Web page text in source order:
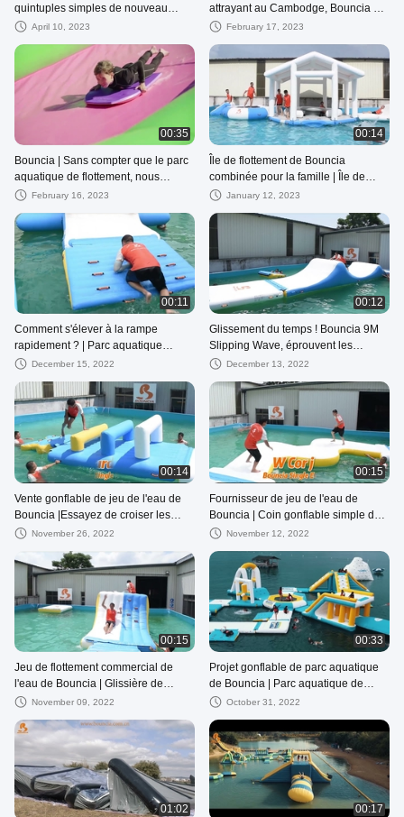
quintuples simples de nouveau
venu de Bouncia gonflable de l'eau
April 10, 2023
attrayant au Cambodge, Bouncia a
adapté l'expert en matière aux
aquatiques
February 17, 2023
00:35
Bouncia | Sans compter que le parc
aquatique de flottement, nous
produisons également l'autre air
glissière du glissement N
February 16, 2023
00:14
Île de flottement de Bouncia
combinée pour la famille | Île de
flottement de plate-forme de loisirs
January 12, 2023
00:11
Comment s'élever à la rampe
rapidement ? | Parc aquatique
gonflable de Bouncia, parc
December 15, 2022
00:12
Glissement du temps ! Bouncia 9M
Slipping Wave, éprouvent les
vagues | Fournisseur gonflable de
December 13, 2022
00:14
Vente gonflable de jeu de l'eau de
Bouncia |Essayez de croiser les
différents obstacles de taille aussi
November 26, 2022
00:15
Fournisseur de jeu de l'eau de
Bouncia | Coin gonflable simple de
jeux-W de l'eau, parc aquatique de
November 12, 2022
00:15
Jeu de flottement commercial de
l'eau de Bouncia | Glissière de
corde, glissière d'eau gonflable
November 09, 2022
00:33
Projet gonflable de parc aquatique
de Bouncia | Parc aquatique de
Philippines pour Halloween, vente
October 31, 2022
01:02 00:17